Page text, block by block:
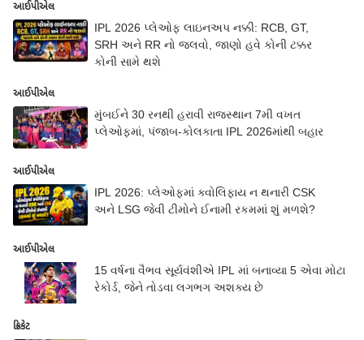
આઈપીએલ
IPL 2026 પ્લેઓફ લાઇનઅપ નક્કી: RCB, GT,
SRH અને RR નો જલવો, જાણો હવે કોની ટક્કર
કોની સામે થશે
આઈપીએલ
મુંબઈને 30 રનથી હરાવી રાજસ્થાન 7મી વખત
પ્લેઓફમાં, પંજાબ-કોલકાતા IPL 2026માંથી બહાર
આઈપીએલ
IPL 2026: પ્લેઓફમાં ક્વોલિફાય ન થનારી CSK
અને LSG જેવી ટીમોને ઈનામી રકમમાં શું મળશે?
આઈપીએલ
15 વર્ષના વૈભવ સૂર્યવંશીએ IPL માં બનાવ્યા 5 એવા મોટા
રેકોર્ડ, જેને તોડવા લગભગ અશક્ય છે
ક્રિકેટ